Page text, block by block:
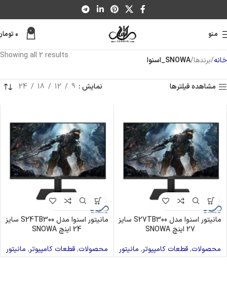
منو 0 ۰
خانه برندها SNOWA_اسنوا Showing all 2 results
مشاهده فیلترها نمایش 9
12
18
24
مانیتور اسنوا مدل S27TB300 سایز
27 اینچ SNOWA
محصولات,قطعات کامپیوتر, مانیتور
مانیتور اسنوا مدل S24TB300 سایز
24 اینچ SNOWA
محصولات,قطعات کامپیوتر, مانیتور